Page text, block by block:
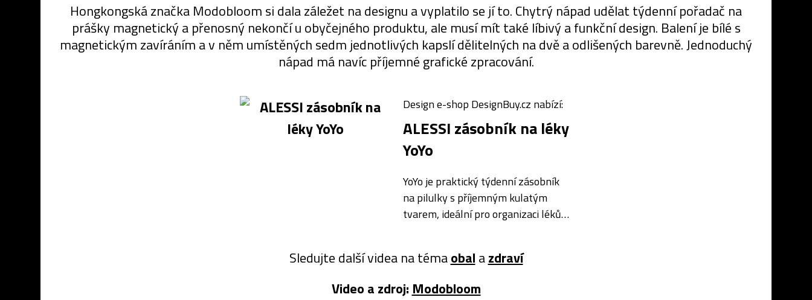
Hongkongská značka Modobloom si dala záležet na designu a vyplatilo se jí to. Chytrý nápad udělat týdenní pořadač na
prášky magnetický a přenosný nekončí u obyčejného produktu, ale musí mít také líbivý a funkční design. Balení je bílé s
magnetickým zavíráním a v něm umístěných sedm jednotlivých kapslí dělitelných na dvě a odlišených barevně. Jednoduchý
nápad má navíc příjemné grafické zpracování.
Design e-shop DesignBuy.cz nabízí:
ALESSI zásobník na léky
YoYo
YoYo je praktický týdenní zásobník
na pilulky s příjemným kulatým
tvarem, ideální pro organizaci léků
nezapomenete užít svůj lék. …
Sledujte další videa na témaobal azdraví
Video a zdroj: Modobloom